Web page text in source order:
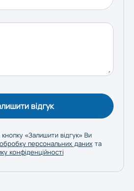
відгук
«Залишити відгук» Ви
обробку персональних данихта
конфіденційності